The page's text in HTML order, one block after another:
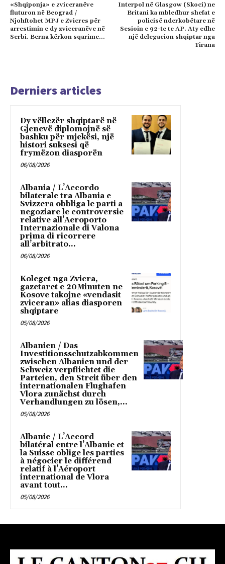
«Shqiponja» e zviceranëve
fluturon në Beograd /
Njohftohet MPJ e Zvicres për
arrestimin e dy zviceranëve në
Serbi. Berna kërkon sqarime…
Interpol në Glasgow (Skoci) ne
Britani ka mbledhur shefat e
policisë nderkobëtare në
Sesioin e 92-te te AP. Aty edhe
një delegacion shqiptar nga
Tirana
Derniers articles
Dy vëllezër shqiptarë në
Gjenevë diplomojnë së
bashku për mjekësi, një
histori suksesi që
frymëzon diasporën
06/08/2026
Albania / L’Accordo
bilaterale tra Albania e
Svizzera obbliga le parti a
negoziare le controversie
relative all’Aeroporto
Internazionale di Valona
prima di ricorrere
all’arbitrato...
06/08/2026
Koleget nga Zvicra,
gazetaret e 20Minuten ne
Kosove takojne «vendasit
zviceran» alias diasporen
shqiptare
05/08/2026
Albanien / Das
Investitionsschutzabkommen
zwischen Albanien und der
Schweiz verpflichtet die
Parteien, den Streit über den
internationalen Flughafen
Vlora zunächst durch
Verhandlungen zu lösen,...
05/08/2026
Albanie / L’Accord
bilatéral entre l’Albanie et
la Suisse oblige les parties
à négocier le différend
relatif à l’Aéroport
international de Vlora
avant tout...
05/08/2026